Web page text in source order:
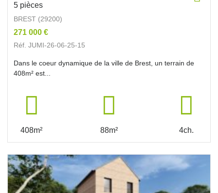
5 pièces
BREST (29200)
271 000 €
Réf. JUMI-26-06-25-15
Dans le coeur dynamique de la ville de Brest, un terrain de
408m² est...
408m² 88m² 4ch.